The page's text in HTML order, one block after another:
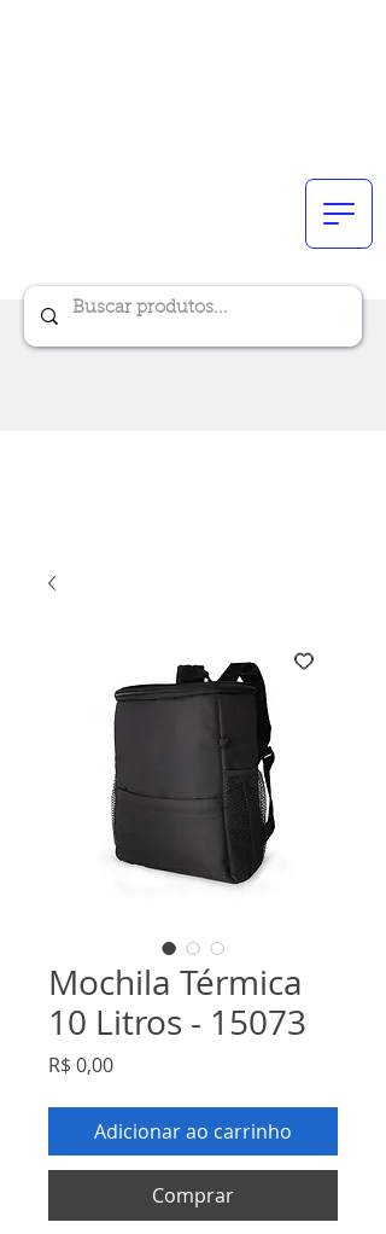
Mochila Térmica
10 Litros - 15073
R$ 0,00Preço
Adicionar ao carrinho
Comprar